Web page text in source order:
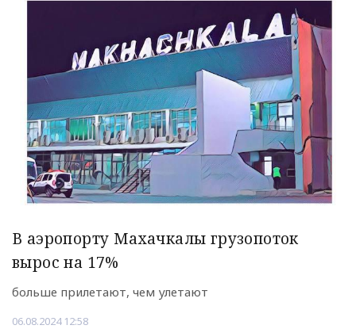
В аэропорту Махачкалы грузопоток
вырос на 17%
больше прилетают, чем улетают
06.08.2024 12:58